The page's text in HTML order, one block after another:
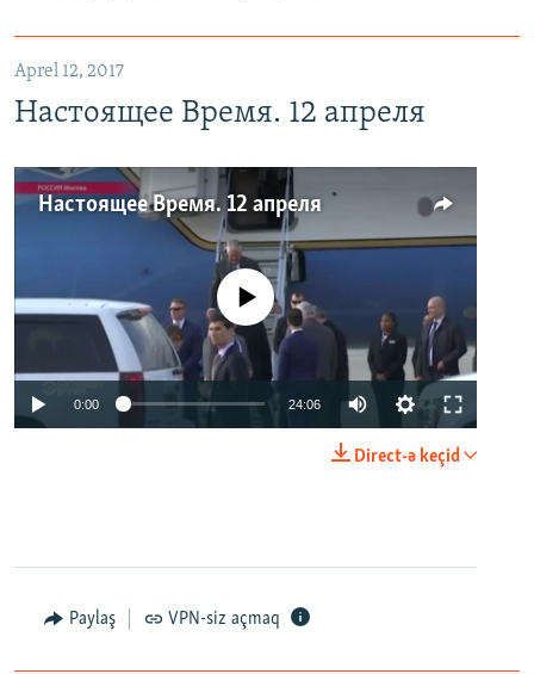
Aprel 12, 2017
Настоящее Время. 12 апреля
Настоящее Время. 12 апреля
No media source currently available
0:00 24:06
Direct-ə keçid
Paylaş VPN-siz açmaq